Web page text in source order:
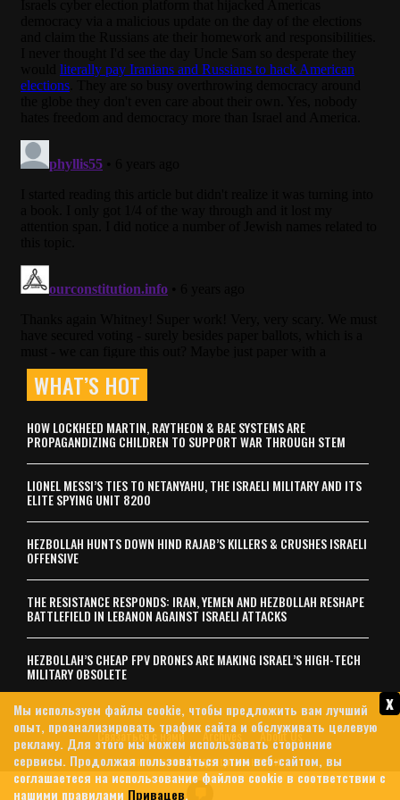
WHAT’S HOT
HOW LOCKHEED MARTIN, RAYTHEON & BAE SYSTEMS ARE
PROPAGANDIZING CHILDREN TO SUPPORT WAR THROUGH STEM
LIONEL MESSI’S TIES TO NETANYAHU, THE ISRAELI MILITARY AND ITS
ELITE SPYING UNIT 8200
HEZBOLLAH HUNTS DOWN HIND RAJAB’S KILLERS & CRUSHES ISRAELI
OFFENSIVE
THE RESISTANCE RESPONDS: IRAN, YEMEN AND HEZBOLLAH RESHAPE
BATTLEFIELD IN LEBANON AGAINST ISRAELI ATTACKS
HEZBOLLAH’S CHEAP FPV DRONES ARE MAKING ISRAEL’S HIGH-TECH
MILITARY OBSOLETE
Связаться с нами Archives
About Us
политика конфиденциальности
© 2026 MintPress News
x
Мы используем файлы cookie, чтобы предложить вам лучший
опыт, проанализировать трафик сайта и обслуживать целевую
рекламу. Для этого мы можем использовать сторонние
сервисы. Продолжая пользоваться этим веб-сайтом, вы
соглашаетеся на использование файлов cookie в соответствии с
нашими правилами Привацев.